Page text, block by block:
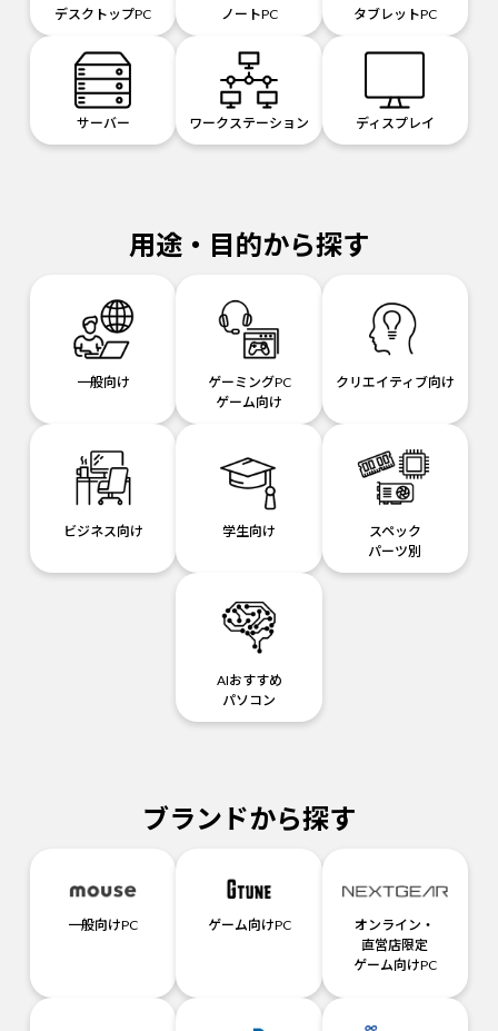
デスクトップPC ノートPC タブレットPC
サーバー ワークステーション ディスプレイ
用途・目的から探す
一般向け
ゲーミングPC
ゲーム向け
クリエイティブ向け
ビジネス向け 学生向け
スペック
パーツ別
AIおすすめ
パソコン
ブランドから探す
一般向けPC ゲーム向けPC
オンライン・
直営店限定
ゲーム向けPC